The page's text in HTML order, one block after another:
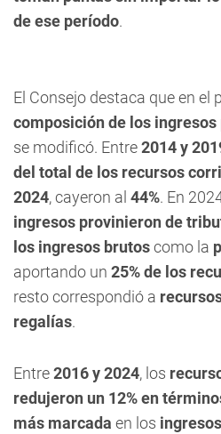
de ese período.
El Consejo destaca que en el
composición de los
se modificó. Entre2014 y
del total de los recursos
2024, cayeron al 44%. En
ingresos provinieron de
los ingresos brutoscomo la
aportando un 25% de los
resto correspondió a
regalías.
Entre2016 y 2024, los
redujeron un 12% en
más marcada en los